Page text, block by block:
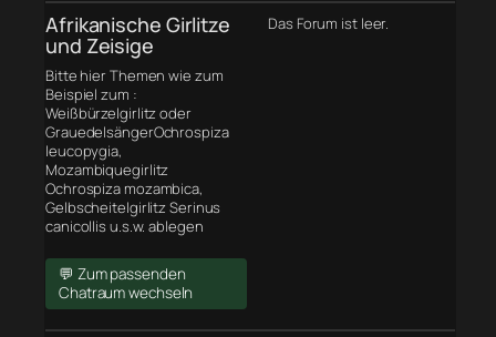
Afrikanische Girlitze
und Zeisige
Bitte hier Themen wie zum
Beispiel zum :
Weißbürzelgirlitz oder
GrauedelsängerOchrospiza
leucopygia,
Mozambiquegirlitz
Ochrospiza mozambica,
Gelbscheitelgirlitz Serinus
canicollis u.s.w. ablegen
💬 Zum passenden
Chatraum wechseln
Das Forum ist leer.